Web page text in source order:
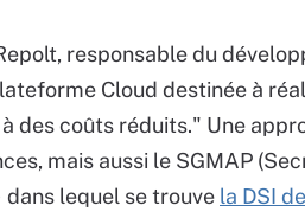
responsable du
Cloud destinée à
des coûts réduits." Une
mais aussi le SGMAP
dans lequel se trouve la DSI